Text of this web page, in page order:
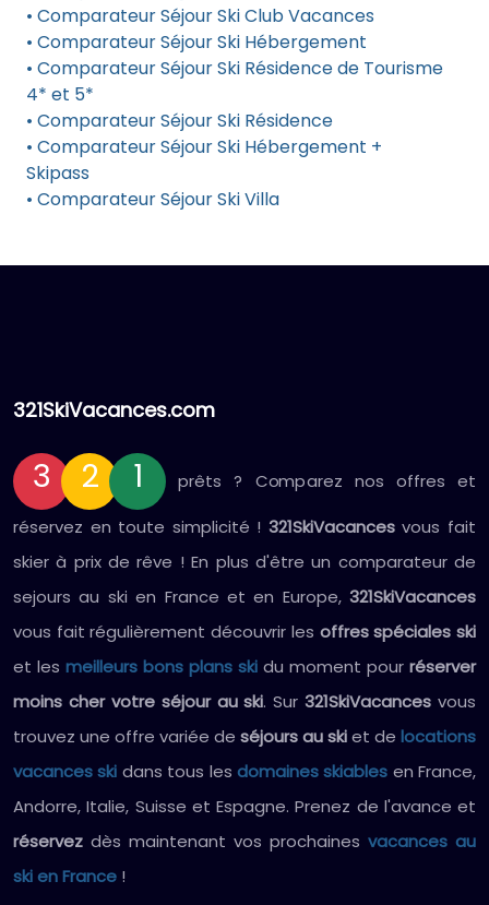
• Comparateur Séjour Ski Club Vacances
• Comparateur Séjour Ski Hébergement
• Comparateur Séjour Ski Résidence de Tourisme
4* et 5*
• Comparateur Séjour Ski Résidence
• Comparateur Séjour Ski Hébergement +
Skipass
• Comparateur Séjour Ski Villa
321SkiVacances.com
3 2 1
prêts ? Comparez nos offres et
réservez en toute simplicité ! 321SkiVacancesvous fait
skier à prix de rêve ! En plus d'être un comparateur de
sejours au ski en France et en Europe, 321SkiVacances
vous fait régulièrement découvrir les offres spéciales ski
et les meilleurs bons plans ski du moment pour réserver
moins cher votre séjour au ski. Sur321SkiVacances vous
trouvez une offre variée de séjours au skiet de locations
vacances ski dans tous les domaines skiables en France,
Andorre, Italie, Suisse et Espagne. Prenez de l'avance et
réservez dès maintenant vos prochaines vacances au
ski en France !